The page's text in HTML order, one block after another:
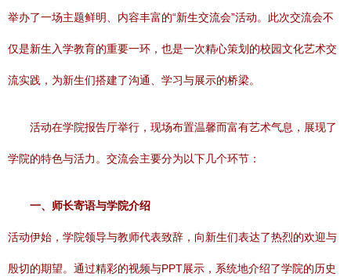
举办了一场主题鲜明、内容丰富的“新生交流会”活动。此次交流会不
仅是新生入学教育的重要一环，也是一次精心策划的校园文化艺术交
流实践，为新生们搭建了沟通、学习与展示的桥梁。
活动在学院报告厅举行，现场布置温馨而富有艺术气息，展现了
学院的特色与活力。交流会主要分为以下几个环节：
一、师长寄语与学院介绍
活动伊始，学院领导与教师代表致辞，向新生们表达了热烈的欢迎与
殷切的期望。通过精彩的视频与PPT展示，系统地介绍了学院的历史